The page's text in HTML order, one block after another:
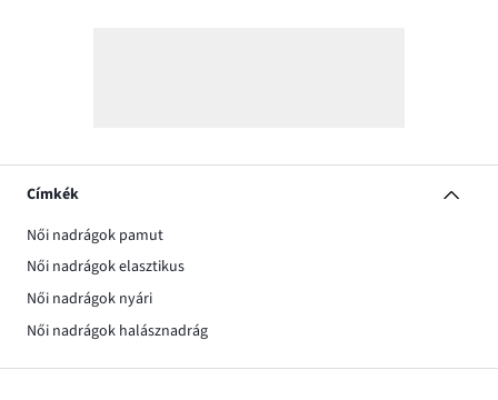
Címkék
Női nadrágok pamut
Női nadrágok elasztikus
Női nadrágok nyári
Női nadrágok halásznadrág